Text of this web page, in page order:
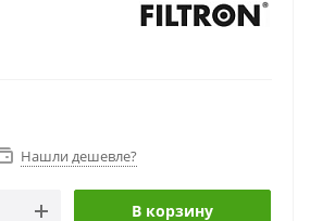
Нашли дешевле?
В корзину